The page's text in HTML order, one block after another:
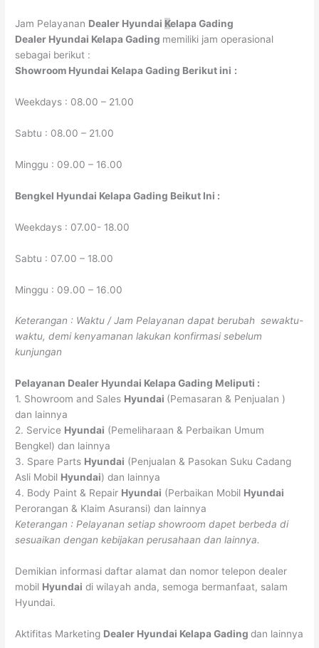
Jam Pelayanan Dealer Hyundai Kelapa Gading
Dealer Hyundai Kelapa Gading memiliki jam operasional
sebagai berikut :
Showroom Hyundai Kelapa Gading Berikut ini :
Weekdays : 08.00 – 21.00
Sabtu : 08.00 – 21.00
Minggu : 09.00 – 16.00
Bengkel Hyundai Kelapa Gading Beikut Ini :
Weekdays : 07.00- 18.00
Sabtu : 07.00 – 18.00
Minggu : 09.00 – 16.00
Keterangan : Waktu / Jam Pelayanan dapat berubah sewaktu-
waktu, demi kenyamanan lakukan konfirmasi sebelum
kunjungan
Pelayanan Dealer Hyundai Kelapa Gading Meliputi :
1. Showroom and Sales Hyundai (Pemasaran & Penjualan )
dan lainnya
2. Service Hyundai (Pemeliharaan & Perbaikan Umum
Bengkel) dan lainnya
3. Spare Parts Hyundai (Penjualan & Pasokan Suku Cadang
Asli Mobil Hyundai) dan lainnya
4. Body Paint & Repair Hyundai (Perbaikan Mobil Hyundai
Perorangan & Klaim Asuransi) dan lainnya
Keterangan : Pelayanan setiap showroom dapet berbeda di
sesuaikan dengan kebijakan perusahaan dan lainnya.
Demikian informasi daftar alamat dan nomor telepon dealer
mobil Hyundai di wilayah anda, semoga bermanfaat, salam
Hyundai.
Aktifitas Marketing Dealer Hyundai Kelapa Gadingdan lainnya